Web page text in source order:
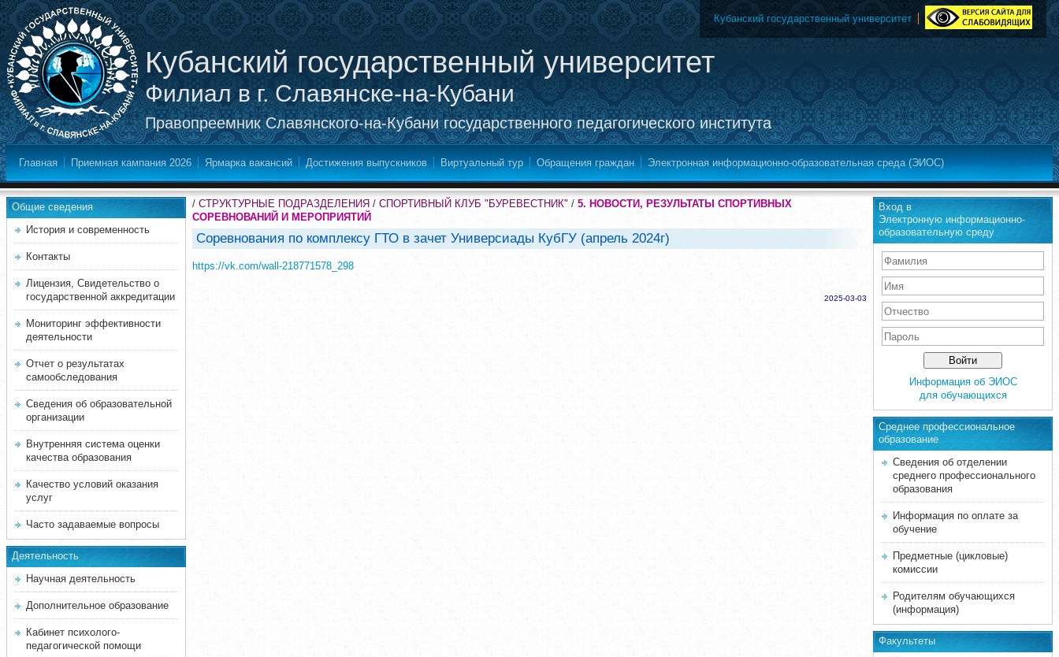
Кубанский государственный университет
Филиал в г. Славянске-на-Кубани
Правопреемник Славянского-на-Кубани государственного педагогического института
Кубанский государственный университет
Главная Приемная кампания 2026 Ярмарка вакансий Достижения выпускников Виртуальный тур Обращения граждан Электронная информационно-образовательная среда (ЭИОС)
Общие сведения
История и современность
Контакты
Лицензия, Свидетельство о
государственной аккредитации
Мониторинг эффективности
деятельности
Отчет о результатах
самообследования
Сведения об образовательной
организации
Внутренняя система оценки
качества образования
Качество условий оказания
услуг
Часто задаваемые вопросы
Деятельность
Научная деятельность
Дополнительное образование
Кабинет психолого-
педагогической помощи
/ СТРУКТУРНЫЕ ПОДРАЗДЕЛЕНИЯ / СПОРТИВНЫЙ КЛУБ "БУРЕВЕСТНИК" / 5. НОВОСТИ, РЕЗУЛЬТАТЫ СПОРТИВНЫХ
СОРЕВНОВАНИЙ И МЕРОПРИЯТИЙ
Соревнования по комплексу ГТО в зачет Универсиады КубГУ (апрель 2024г)
https://vk.com/wall-218771578_298
2025-03-03
Вход в
Электронную информационно-
образовательную среду
Информация об ЭИОС
для обучающихся
Среднее професcиональное
образование
Сведения об отделении
среднего профессионального
образования
Информация по оплате за
обучение
Предметные (цикловые)
комиссии
Родителям обучающихся
(информация)
Факультеты